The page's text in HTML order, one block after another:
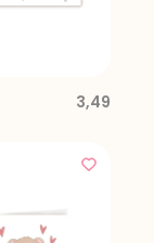
3,49